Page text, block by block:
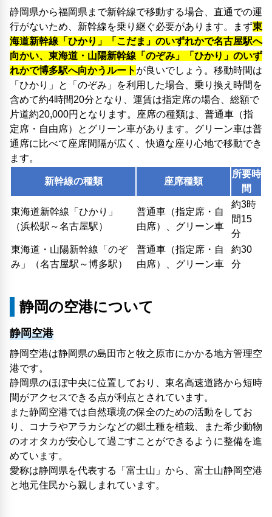
静岡県から福岡県まで新幹線で移動する場合、直通での運
行がないため、新幹線を乗り継ぐ必要があります。まず東
海道新幹線「ひかり」「こだま」のいずれかで名古屋駅へ
向かい、東海道・山陽新幹線「のぞみ」「ひかり」のいず
れかで博多駅へ向かうルート が良いでしょう。移動時間は
「ひかり」と「のぞみ」を利用した場合、乗り換え時間を
含めて約4時間20分となり、運賃は指定席の場合、総額で
片道約20,000円となります。座席の種類は、普通車（指
定席・自由席）とグリーン車があります。グリーン車は普
通席に比べて座席間隔が広く、快適な座り心地で移動でき
ます。
新幹線の種類 座席種類
所要時
間
東海道新幹線「ひかり」
（浜松駅～名古屋駅）
普通車（指定席・自
由席）、グリーン車
約3時
間15
分
東海道・山陽新幹線「のぞ
み」（名古屋駅～博多駅）
普通車（指定席・自
由席）、グリーン車
約30
分
静岡の空港について
静岡空港
静岡空港は静岡県の島田市と牧之原市にかかる地方管理空
港です。
静岡県のほぼ中央に位置しており、東名高速道路から短時
間がアクセスできる点が利点とされています。
また静岡空港では自然環境の保全のための活動をしてお
り、コナラやアラカシなどの郷土種を植栽、また希少動物
のオオタカが安心して過ごすことができるように整備を進
めています。
愛称は静岡県を代表する「富士山」から、富士山静岡空港
と地元住民から親しまれています。